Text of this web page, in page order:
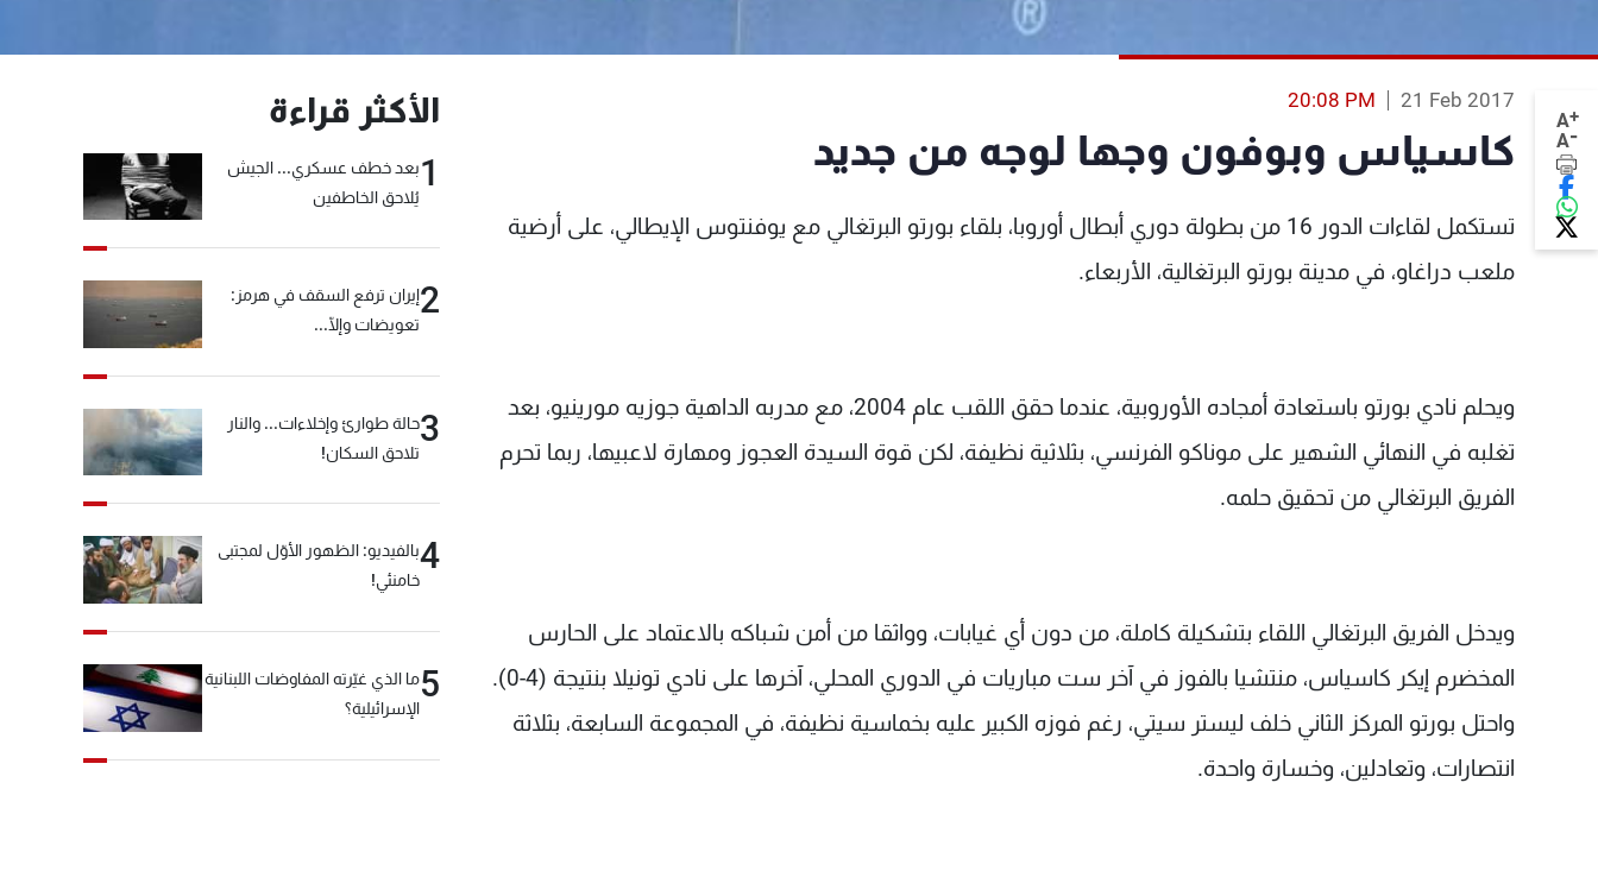
A+
A-
21 Feb 2017
20:08 PM
كاسياس وبوفون وجها لوجه من جديد
تستكمل لقاءات الدور 16 من بطولة دوري أبطال أوروبا، بلقاء بورتو البرتغالي مع يوفنتوس الإيطالي، على أرضية
ملعب دراغاو، في مدينة بورتو البرتغالية، الأربعاء.
ويحلم نادي بورتو باستعادة أمجاده الأوروبية، عندما حقق اللقب عام 2004، مع مدربه الداهية جوزيه مورينيو، بعد
تغلبه في النهائي الشهير على موناكو الفرنسي، بثلاثية نظيفة، لكن قوة السيدة العجوز ومهارة لاعبيها، ربما تحرم
الفريق البرتغالي من تحقيق حلمه.
ويدخل الفريق البرتغالي اللقاء بتشكيلة كاملة، من دون أي غيابات، وواثقا من أمن شباكه بالاعتماد على الحارس
المخضرم إيكر كاسياس، منتشيا بالفوز في آخر ست مباريات في الدوري المحلي، آخرها على نادي تونيلا بنتيجة (4-0).
واحتل بورتو المركز الثاني خلف ليستر سيتي، رغم فوزه الكبير عليه بخماسية نظيفة، في المجموعة السابعة، بثلاثة
انتصارات، وتعادلين، وخسارة واحدة.
الأكثر قراءة
1بعد خطف عسكري... الجيش
يُلاحق الخاطفين
2إيران ترفع السقف في هرمز:
تعويضات وإلّا...
3حالة طوارئ وإخلاءات... والنار
تلاحق السكان!
4بالفيديو: الظهور الأوّل لمجتبى
خامنئي!
5ما الذي غيّرته المفاوضات اللبنانية
الإسرائيلية؟